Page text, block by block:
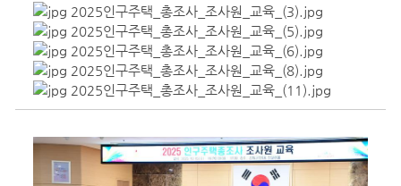
2025인구주택_총조사_조사원_교육_(3).jpg
2025인구주택_총조사_조사원_교육_(5).jpg
2025인구주택_총조사_조사원_교육_(6).jpg
2025인구주택_총조사_조사원_교육_(8).jpg
2025인구주택_총조사_조사원_교육_(11).jpg